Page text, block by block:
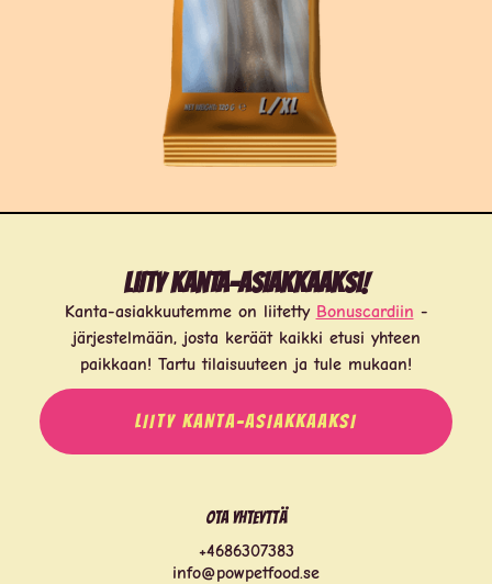
Liity kanta-asiakkaaksi!
Kanta-asiakkuutemme on liitetty Bonuscardiin -
järjestelmään, josta keräät kaikki etusi yhteen
paikkaan! Tartu tilaisuuteen ja tule mukaan!
LIITY KANTA-ASIAKKAAKSI
Ota yhteyttä
+4686307383
info@powpetfood.se